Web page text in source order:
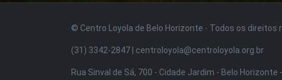
© Centro Loyola de Belo Horizonte · Todos os direitos
(31) 3342-2847 | centroloyola@centroloyola.org.br
Rua Sinval de Sá, 700 - Cidade Jardim - Belo Horizonte